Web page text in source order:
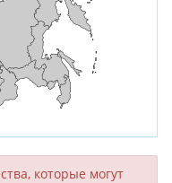
кото­рые могут